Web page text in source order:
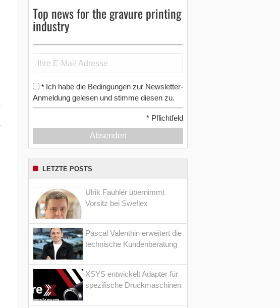
Top news for the gravure printing
industry
* Ich habe die Bedingungen zur Newsletter-
Anmeldung gelesen und stimme diesen zu.
* Pflichtfeld
Absenden
LETZTE POSTS
Ulrik Fauhlér übernimmt
Vorsitz bei Sweflex
Pascal Valenthin erweitert die
technische Kundenberatung
XSYS entwickelt Adapter für
spezifische Druckmaschinen